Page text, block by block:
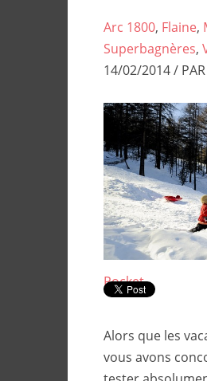
Arc 1800, Flaine,
Superbagnères,
14/02/2014 / PAR
Pocket
Alors que les
vous avons